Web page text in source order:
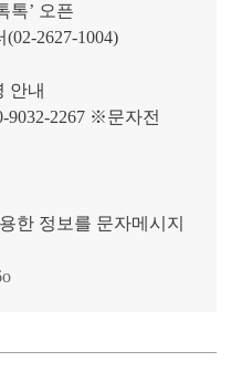
톡’ 오픈
2627-1004)
안내
2267 ※문자전
한 정보를 문자메시지